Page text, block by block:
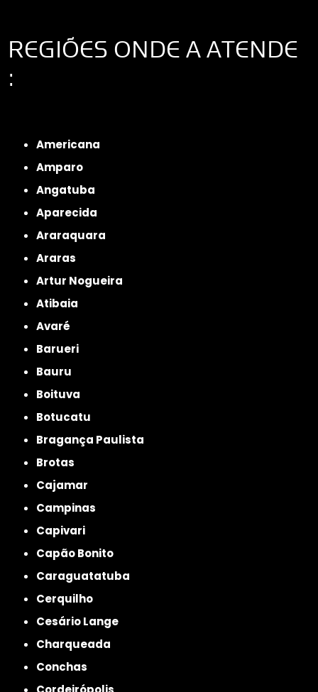
REGIÕES ONDE A ATENDE
:
Americana
Amparo
Angatuba
Aparecida
Araraquara
Araras
Artur Nogueira
Atibaia
Avaré
Barueri
Bauru
Boituva
Botucatu
Bragança Paulista
Brotas
Cajamar
Campinas
Capivari
Capão Bonito
Caraguatatuba
Cerquilho
Cesário Lange
Charqueada
Conchas